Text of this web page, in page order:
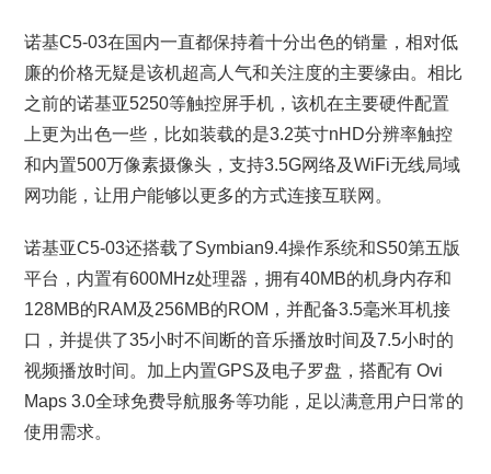
诺基C5-03在国内一直都保持着十分出色的销量，相对低
廉的价格无疑是该机超高人气和关注度的主要缘由。相比
之前的诺基亚5250等触控屏手机，该机在主要硬件配置
上更为出色一些，比如装载的是3.2英寸nHD分辨率触控
和内置500万像素摄像头，支持3.5G网络及WiFi无线局域
网功能，让用户能够以更多的方式连接互联网。
诺基亚C5-03还搭载了Symbian9.4操作系统和S50第五版
平台，内置有600MHz处理器，拥有40MB的机身内存和
128MB的RAM及256MB的ROM，并配备3.5毫米耳机接
口，并提供了35小时不间断的音乐播放时间及7.5小时的
视频播放时间。加上内置GPS及电子罗盘，搭配有 Ovi
Maps 3.0全球免费导航服务等功能，足以满意用户日常的
使用需求。